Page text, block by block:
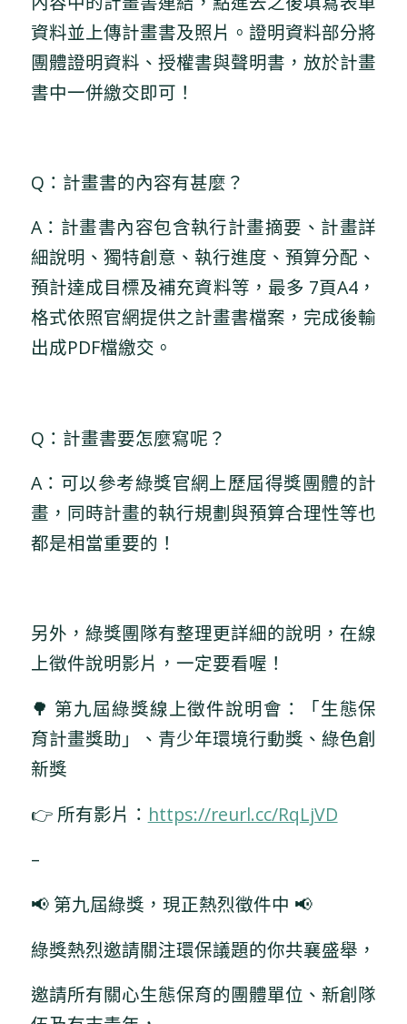
資料並上傳計畫書及照片。證明資料部分將
團體證明資料、授權書與聲明書，放於計畫
書中一併繳交即可！
Q：計畫書的內容有甚麼？
A：計畫書內容包含執行計畫摘要、計畫詳
細說明、獨特創意、執行進度、預算分配、
預計達成目標及補充資料等，最多 7頁A4，
格式依照官網提供之計畫書檔案，完成後輸
出成PDF檔繳交。
Q：計畫書要怎麼寫呢？
A：可以參考綠獎官網上歷屆得獎團體的計
畫，同時計畫的執行規劃與預算合理性等也
都是相當重要的！
另外，綠獎團隊有整理更詳細的說明，在線
上徵件說明影片，一定要看喔！
🌳 第九屆綠獎線上徵件說明會：「生態保
育計畫獎助」、青少年環境行動獎、綠色創
新獎
👉 所有影片： https://reurl.cc/RqLjVD
–
📢 第九屆綠獎，現正熱烈徵件中 📢
綠獎熱烈邀請關注環保議題的你共襄盛舉，
邀請所有關心生態保育的團體單位、新創隊